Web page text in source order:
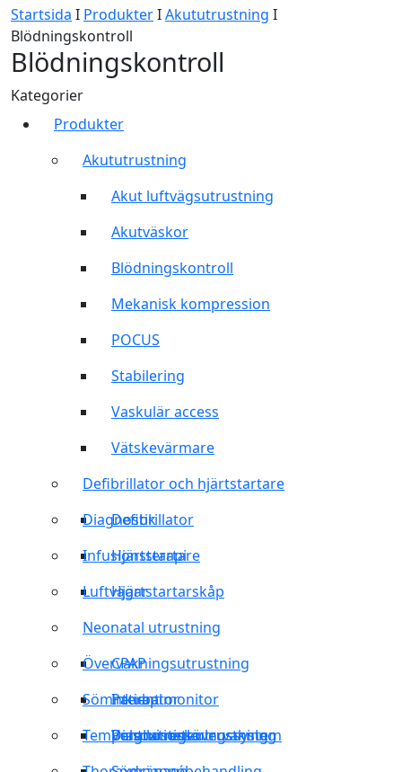
Startsida I ProdukterIAkututrustning I
Blödningskontroll
Blödningskontroll
Kategorier
Produkter
Akututrustning
Akut luftvägsutrustning
Akutväskor
Blödningskontroll
Mekanisk kompression
POCUS
Stabilering
Vaskulär access
Vätskevärmare
Defibrillator och hjärtstartare
Defibrillator
Hjärtstartare
Hjärtstartarskåp
Diagnostik
Infusionsterapi
Luftvägar
Neonatal utrustning
CPAP
Inkubator
Ventilationsövervakning
Övervakningsutrustning
Patient monitor
Pulsoximeter
Sömnterapi
Diagnostisk utrustning
Temperaturregleringssystem